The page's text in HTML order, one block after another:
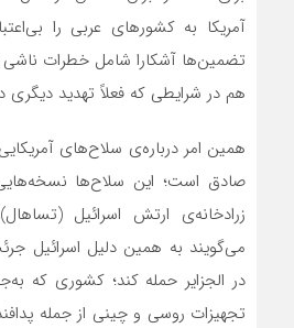
آمریکا به کشورهای عربی را
تضمین‌ها آشکارا شامل خطرات ناشی
هم در شرایطی که فعلاً تهدید دیگری
همین امر درباره‌ی سلاح‌های
صادق است؛ این سلاح‌ها
زرادخانه‌ی ارتش اسرائیل
می‌گویند به همین دلیل اسرائیل
در الجزایر حمله کند؛ کشوری که
تجهیزات روسی و چینی از جمله